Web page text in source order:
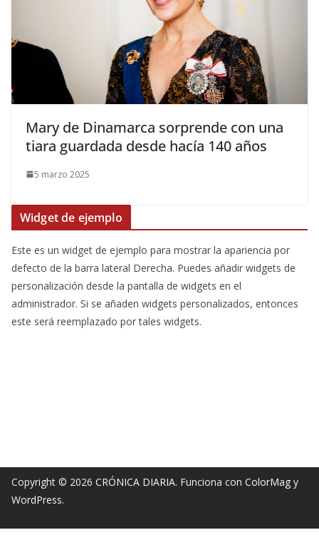
​Mary de Dinamarca sorprende con una
tiara guardada desde hacía 140 años
5 marzo 2025
Widget de ejemplo
Este es un widget de ejemplo para mostrar la apariencia por
defecto de la barra lateral Derecha. Puedes añadir widgets de
personalización desde la pantalla de widgets en el
administrador. Si se añaden widgets personalizados, entonces
este será reemplazado por tales widgets.
Copyright © 2026 CRÓNICA DIARIA. Funciona con ColorMag y
WordPress.